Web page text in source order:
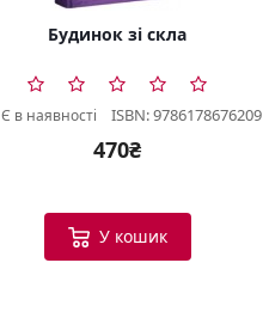
Будинок зі скла
Є в наявності ISBN: 9786178676209
470₴
У кошик